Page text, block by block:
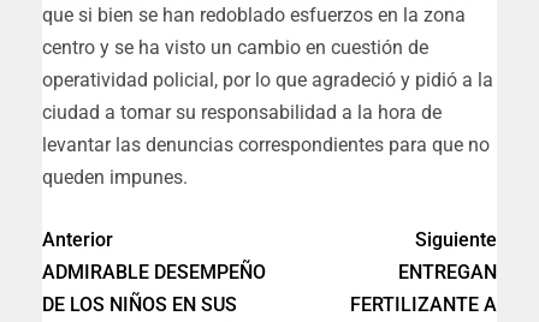
que si bien se han redoblado esfuerzos en la zona
centro y se ha visto un cambio en cuestión de
operatividad policial, por lo que agradeció y pidió a la
ciudad a tomar su responsabilidad a la hora de
levantar las denuncias correspondientes para que no
queden impunes.
Anterior
ADMIRABLE DESEMPEÑO
DE LOS NIÑOS EN SUS
Siguiente
ENTREGAN
FERTILIZANTE A